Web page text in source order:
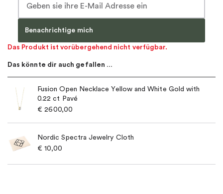
Benachrichtige mich
Das Produkt ist vorübergehend nicht verfügbar.
Das könnte dir auch gefallen …
Fusion Open Necklace Yellow and White Gold with
0.22 ct Pavé
€ 2600,00
Nordic Spectra Jewelry Cloth
€ 10,00